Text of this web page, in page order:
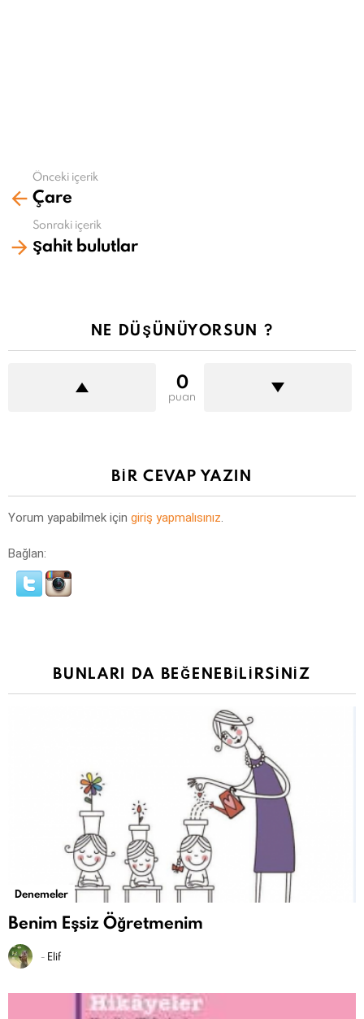
Daha
fazla
Önceki içerik
Çare
Sonraki içerik
Şahit bulutlar
NE DÜŞÜNÜYORSUN ?
0
puan
BIR CEVAP YAZIN
Yorum yapabilmek için giriş yapmalısınız.
Bağlan:
BUNLARI DA BEĞENEBILIRSINIZ
Denemeler
Benim Eşsiz Öğretmenim
- Elif